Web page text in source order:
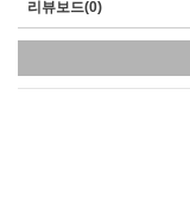
리뷰보드(0)